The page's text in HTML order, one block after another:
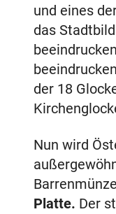
und eines
das
der 18
Nun wird
Platte. Der